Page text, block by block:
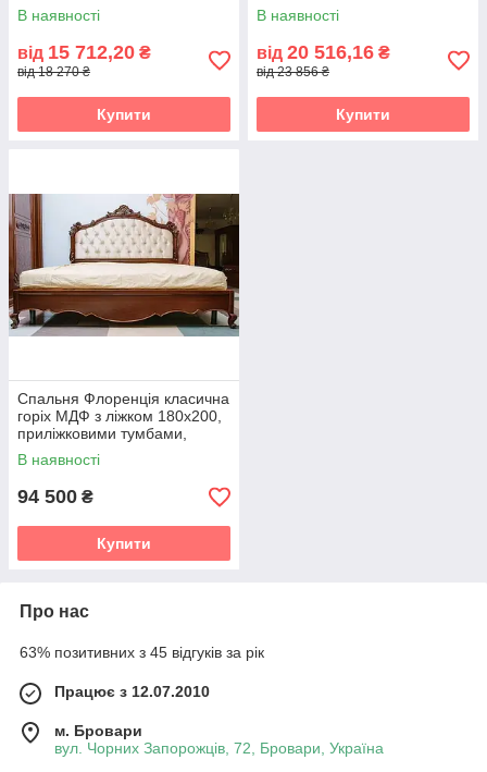
В наявності
від 15 712,20 ₴
від 18 270 ₴
Купити
В наявності
від 20 516,16 ₴
від 23 856 ₴
Купити
Спальня Флоренція класична
горіх МДФ з ліжком 180х200,
приліжковими тумбами,
туалетним столиком,
дзеркалом і пуфом
В наявності
94 500 ₴
Купити
Про нас
63% позитивних з 45 відгуків за рік
Працює з 12.07.2010
м. Бровари
вул. Чорних Запорожців, 72, Бровари, Україна